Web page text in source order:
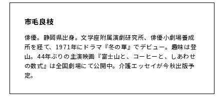
市毛良枝
俳優。静岡県出身。文学座附属演劇研究所、俳優小劇場養成
所を経て、1971年にドラマ『冬の華』でデビュー。趣味は登
山。44年ぶりの主演映画『富士山と、コーヒーと、しあわせ
の数式』は全国劇場にて公開中。介護エッセイが今秋出版予
定。